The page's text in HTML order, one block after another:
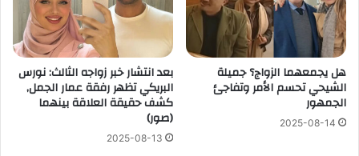
هل يجمعهما الزواج؟ جميلة
الشيحي تحسم الأمر وتفاجئ
الجمهور
2025-08-14
بعد انتشار خبر زواجه الثالث: نورس
البريكي تظهر رفقة عمار الجمل,
كشف حقيقة العلاقة بينهما
(صور)
2025-08-13